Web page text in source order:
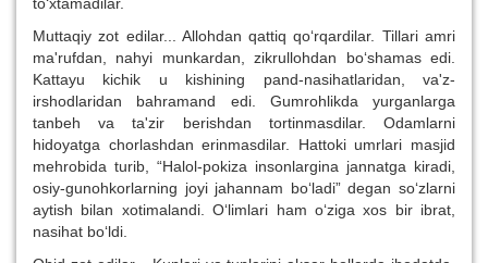
Muttaqiy zot edilar... Allohdan qattiq qo‘rqardilar. Tillari amri
ma'rufdan, nahyi munkardan, zikrullohdan bo‘shamas edi.
Kattayu kichik u kishining pand-nasihatlaridan, va'z-
irshodlaridan bahramand edi. Gumrohlikda yurganlarga
tanbeh va ta'zir berishdan tortinmasdilar. Odamlarni
hidoyatga chorlashdan erinmasdilar. Hattoki umrlari masjid
mehrobida turib, “Halol-pokiza insonlargina jannatga kiradi,
osiy-gunohkorlarning joyi jahannam bo‘ladi” degan so‘zlarni
aytish bilan xotimalandi. O‘limlari ham o‘ziga xos bir ibrat,
nasihat bo‘ldi.